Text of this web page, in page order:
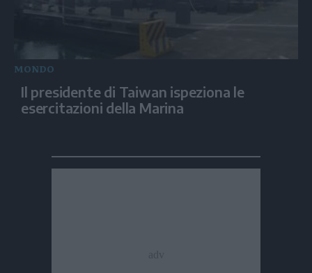
MONDO
Il presidente di Taiwan ispeziona le
esercitazioni della Marina